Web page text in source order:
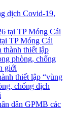
dịch Covid-19,
TP Móng Cái
thiết lập “vùng
chống dịch